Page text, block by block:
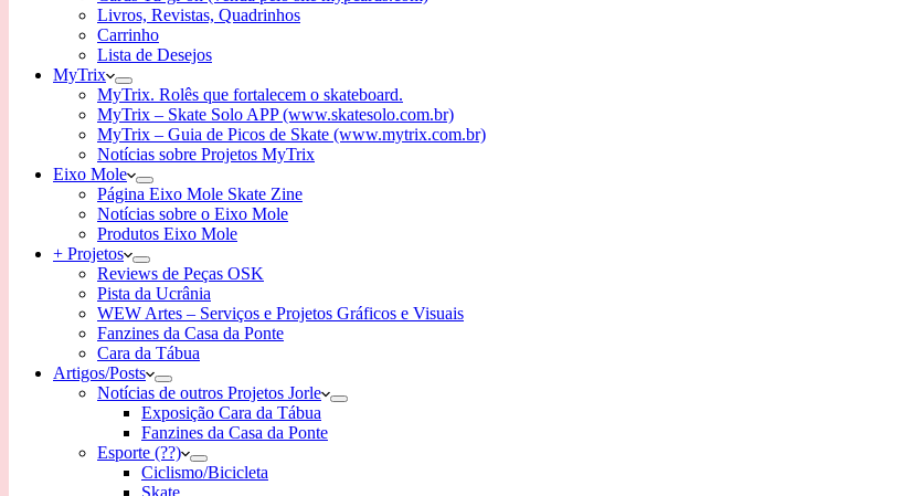
Livros, Revistas, Quadrinhos
Carrinho
Lista de Desejos
MyTrix
MyTrix. Rolês que fortalecem o skateboard.
MyTrix – Skate Solo APP (www.skatesolo.com.br)
MyTrix – Guia de Picos de Skate (www.mytrix.com.br)
Notícias sobre Projetos MyTrix
Eixo Mole
Página Eixo Mole Skate Zine
Notícias sobre o Eixo Mole
Produtos Eixo Mole
+ Projetos
Reviews de Peças OSK
Pista da Ucrânia
WEW Artes – Serviços e Projetos Gráficos e Visuais
Fanzines da Casa da Ponte
Cara da Tábua
Artigos/Posts
Notícias de outros Projetos Jorle
Exposição Cara da Tábua
Fanzines da Casa da Ponte
Esporte (??)
Ciclismo/Bicicleta
Skate